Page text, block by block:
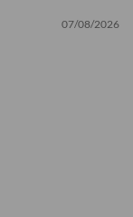
07/08/2026